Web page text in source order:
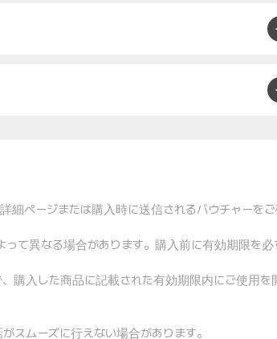
細ページまたは購入時に送信されるバウチャーを
て異なる場合があります。購入前に有効期限を必
購入した商品に記載された有効期限内にご使用を
スムーズに行えない場合があります。